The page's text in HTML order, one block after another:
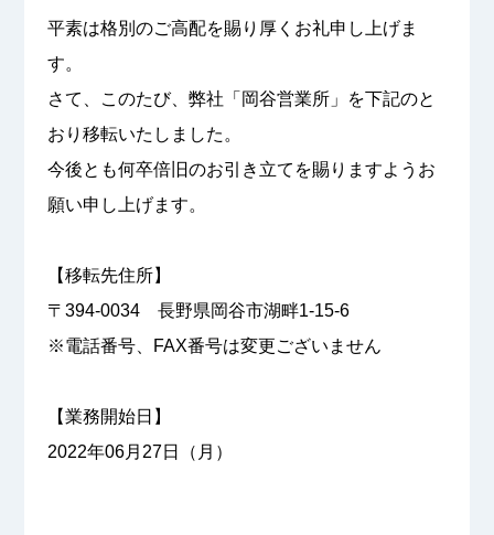
平素は格別のご高配を賜り厚くお礼申し上げま
す。
さて、このたび、弊社「岡谷営業所」を下記のと
おり移転いたしました。
今後とも何卒倍旧のお引き立てを賜りますようお
願い申し上げます。
【移転先住所】
〒394-0034 長野県岡谷市湖畔1-15-6
※電話番号、FAX番号は変更ございません
【業務開始日】
2022年06月27日（月）